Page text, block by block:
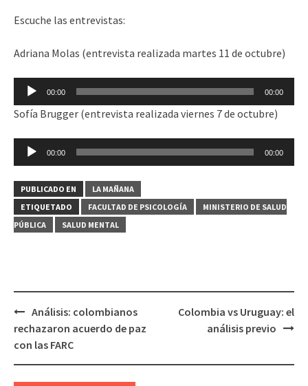
Escuche las entrevistas:
Adriana Molas (entrevista realizada martes 11 de octubre)
Reproductor
de
audio
00:00 00:00
Sofía Brugger (entrevista realizada viernes 7 de octubre)
Reproductor
de
audio
00:00 00:00
PUBLICADO EN
LA MAÑANA
ETIQUETADO
FACULTAD DE PSICOLOGÍA
MINISTERIO DE SALUD
PÚBLICA
SALUD MENTAL
Navegación
de
Análisis: colombianos
rechazaron acuerdo de paz
con las FARC
Colombia vs Uruguay: el
análisis previo